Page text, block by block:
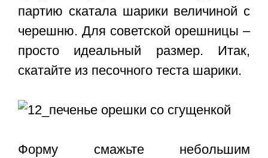
партию скатала шарики величиной с
черешню. Для советской орешницы –
просто идеальный размер. Итак,
скатайте из песочного теста шарики.
Форму смажьте небольшим